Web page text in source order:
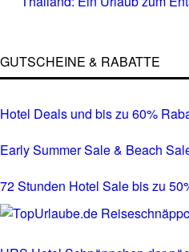
GUTSCHEINE & RABATTE
Hotel Deals und bis zu 60%
Early Summer Sale & Beach
72 Stunden Hotel Sale bis zu